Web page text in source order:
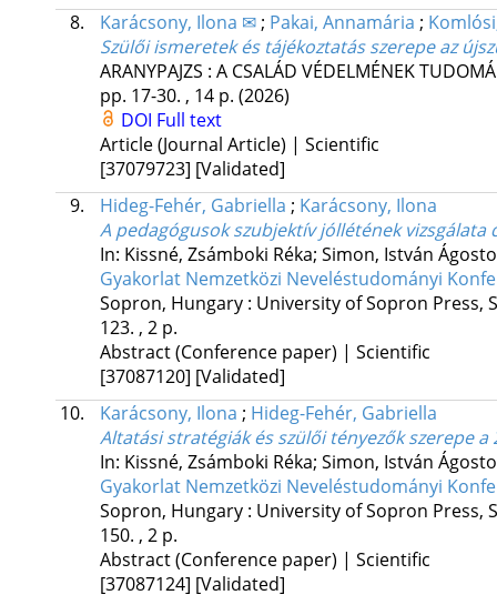
8.
Karácsony, Ilona ✉; Pakai, Annamária ;
Szülői ismeretek és tájékoztatás szerepe az
ARANYPAJZS : A CSALÁD VÉDELMÉNEK
pp. 17-30. , 14 p. (2026)
DOI Full text
Article (Journal Article) | Scientific
[37079723] [Validated]
9.
Hideg-Fehér, Gabriella ; Karácsony, Ilona
A pedagógusok szubjektív jóllétének
In: Kissné, Zsámboki Réka; Simon, István
Gyakorlat Nemzetközi Neveléstudományi
Sopron, Hungary : University of Sopron Press,
123. , 2 p.
Abstract (Conference paper) | Scientific
[37087120] [Validated]
10.
Karácsony, Ilona ; Hideg-Fehér, Gabriella
Altatási stratégiák és szülői tényezők szerepe
In: Kissné, Zsámboki Réka; Simon, István
Gyakorlat Nemzetközi Neveléstudományi
Sopron, Hungary : University of Sopron Press,
150. , 2 p.
Abstract (Conference paper) | Scientific
[37087124] [Validated]